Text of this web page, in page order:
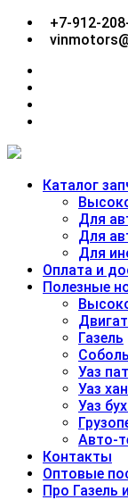
Перейти+7-912-
Каталог
Для
Для
Для
Оплата и
Полезные
Газель
Соболь
Уаз
Уаз
Уаз
Авто-
Контакты
Оптовые
Про Газель